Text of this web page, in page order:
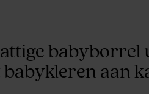
babyborrel
babykleren aan